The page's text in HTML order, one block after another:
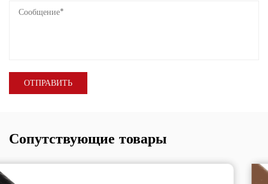
Сопутствующие товары